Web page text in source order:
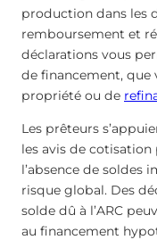
production dans les
remboursement et
déclarations vous
de financement, que
propriété ou de
Les prêteurs
les avis de
l’absence de soldes
risque global. Des
solde dû à l’ARC
au financement